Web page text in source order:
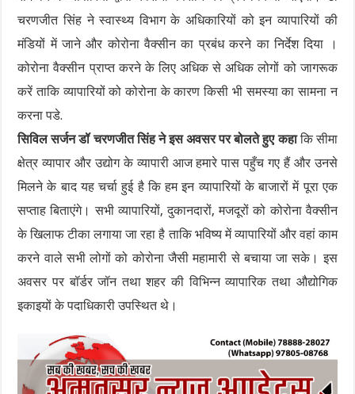
चरणजीत सिंह ने स्वास्थ्य विभाग के अधिकारियों को इन व्यापारियों की
मंडियों में जाने और कोरोना वैक्सीन का प्रबंध करने का निर्देश दिया ।
कोरोना वैक्सीन प्राप्त करने के लिए अधिक से अधिक लोगों को जागरूक
करें ताकि व्यापारियों को कोरोना के कारण किसी भी समस्या का सामना न
करना पडे.
सिविल सर्जन डॉ चरणजीत सिंह ने इस अवसर पर बोलते हुए कहाकि सीमा
क्षेत्र व्यापार और उद्योग के व्यापारी आज हमारे पास पहुँच गए हैं और उनसे
मिलने के बाद यह चर्चा हुई है कि हम इन व्यापारियों के बाजारों में पूरा एक
सप्ताह बिताएंगे। सभी व्यापारियों, दुकानदारों, मजदूरों को कोरोना वैक्सीन
के खिलाफ टीका लगाया जा रहा है ताकि भविष्य में व्यापारियों और वहां काम
करने वाले सभी लोगों को कोरोना जैसी महामारी से बचाया जा सके। इस
अवसर पर बॉर्डर जॉन तथा शहर की विभिन्न व्यापारिक तथा औद्योगिक
इकाइयों के पदाधिकारी उपस्थित थे।